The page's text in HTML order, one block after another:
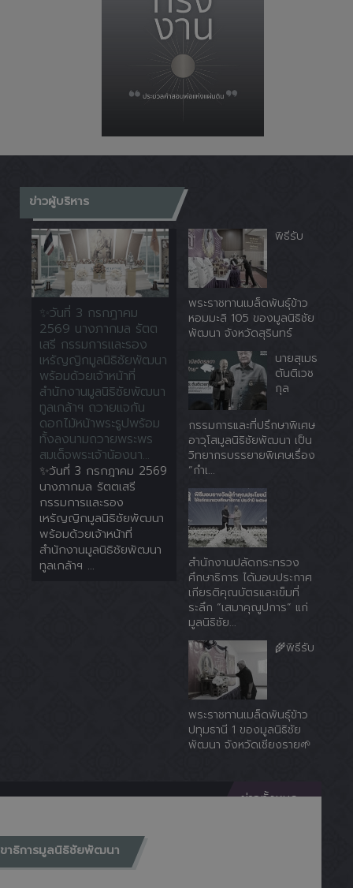
ข่าวผู้บริหาร
✨วันที่ 3 กรกฎาคม
2569 นางภากมล รัตต
เสรี กรรมการและรอง
เหรัญญิกมูลนิธิชัยพัฒนา
พร้อมด้วยเจ้าหน้าที่
สำนักงานมูลนิธิชัยพัฒนา
ทูลเกล้าฯ ถวายแจกัน
ดอกไม้หน้าพระรูปพร้อม
ทั้งลงนามถวายพระพร
สมเด็จพระเจ้าน้องนา...
✨วันที่ 3 กรกฎาคม 2569
นางภากมล รัตตเสรี
กรรมการและรอง
เหรัญญิกมูลนิธิชัยพัฒนา
พร้อมด้วยเจ้าหน้าที่
สำนักงานมูลนิธิชัยพัฒนา
ทูลเกล้าฯ ...
พิธีรับ
พระราชทานเมล็ดพันธุ์ข้าว
หอมมะลิ 105 ของมูลนิธิชัย
พัฒนา จังหวัดสุรินทร์
นายสุเมธ
ตันติเวช
กุล
กรรมการและที่ปรึกษาพิเศษ
อาวุโสมูลนิธิชัยพัฒนา เป็น
วิทยากรบรรยายพิเศษเรื่อง
“กำเ...
สำนักงานปลัดกระทรวง
ศึกษาธิการ ได้มอบประกาศ
เกียรติคุณบัตรและเข็มที่
ระลึก “เสมาคุณูปการ” แก่
มูลนิธิชัย...
🌾พิธีรับ
พระราชทานเมล็ดพันธุ์ข้าว
ปทุมธานี 1 ของมูลนิธิชัย
พัฒนา จังหวัดเชียงราย🌱
ข่าวทั้งหมด
ขาธิการมูลนิธิชัยพัฒนา
.สุเมธ ตันติเวชกุล เข้าร่วมการประชุมคณะกรรมการสถาบัน
โลกสีเขียว ครั้งที่ 1/2567